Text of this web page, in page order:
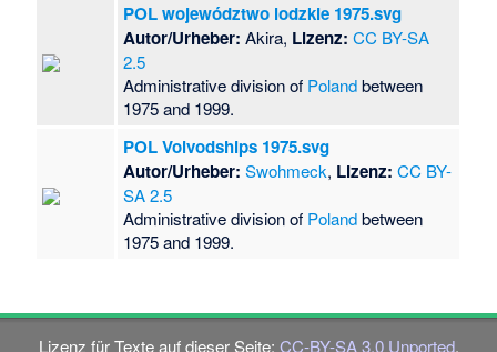
POL województwo lodzkie 1975.svg
Autor/Urheber: Akira, Lizenz: CC BY-SA
2.5
Administrative division of Polandbetween
1975 and 1999.
POL Voivodships 1975.svg
Autor/Urheber: Swohmeck, Lizenz: CC BY-
SA 2.5
Administrative division of Polandbetween
1975 and 1999.
Lizenz für Texte auf dieser Seite: CC-BY-SA 3.0 Unported.